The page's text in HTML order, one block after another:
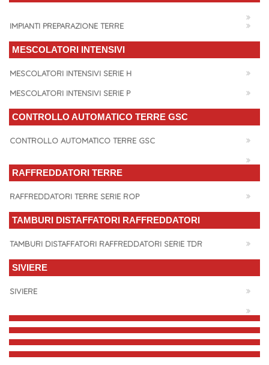
IMPIANTI PREPARAZIONE TERRE
MESCOLATORI INTENSIVI
MESCOLATORI INTENSIVI SERIE H
MESCOLATORI INTENSIVI SERIE P
CONTROLLO AUTOMATICO TERRE GSC
CONTROLLO AUTOMATICO TERRE GSC
RAFFREDDATORI TERRE
RAFFREDDATORI TERRE SERIE ROP
TAMBURI DISTAFFATORI RAFFREDDATORI
TAMBURI DISTAFFATORI RAFFREDDATORI SERIE TDR
SIVIERE
SIVIERE